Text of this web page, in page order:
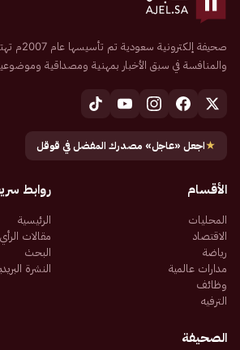
صحيفة
والمنافسة في سبق الأخبار بمهنية ومصداقية
★اجعل «عاجل» مصدرك المفضل في قوقل
الأقسام
المحليات
الاقتصاد
رياضة
مدارات عالمية
وظائف
الترفيه
روابط
الرئيسية
مقالات الرأي
البحث
النشرة
الصحيفة